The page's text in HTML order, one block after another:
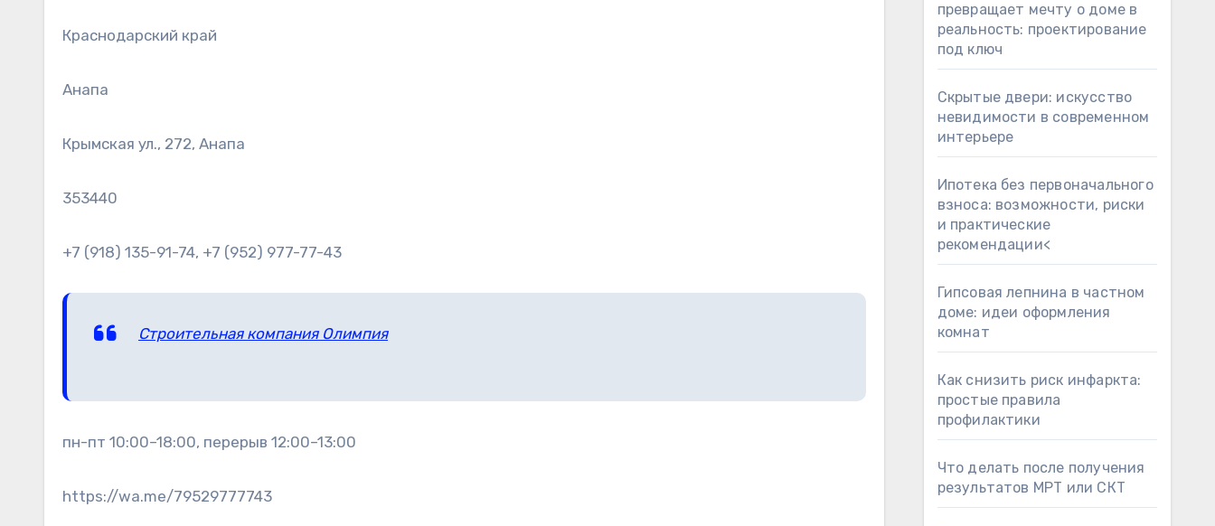
Краснодарский край
Анапа
Крымская ул., 272, Анапа
353440
+7 (918) 135-91-74, +7 (952) 977-77-43
Строительная компания Олимпия
пн-пт 10:00–18:00, перерыв 12:00–13:00
https://wa.me/79529777743
превращает мечту о доме в
реальность: проектирование
под ключ
Скрытые двери: искусство
невидимости в современном
интерьере
Ипотека без первоначального
взноса: возможности, риски
и практические
рекомендации<
Гипсовая лепнина в частном
доме: идеи оформления
комнат
Как снизить риск инфаркта:
простые правила
профилактики
Что делать после получения
результатов МРТ или СКТ